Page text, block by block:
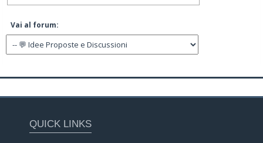
Vai al forum:
QUICK LINKS